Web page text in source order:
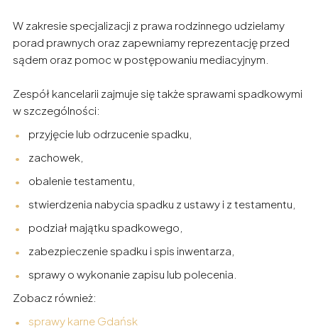
W zakresie specjalizacji z prawa rodzinnego udzielamy
porad prawnych oraz zapewniamy reprezentację przed
sądem oraz pomoc w postępowaniu mediacyjnym.
Zespół kancelarii zajmuje się także sprawami spadkowymi
w szczególności:
przyjęcie lub odrzucenie spadku,
zachowek,
obalenie testamentu,
stwierdzenia nabycia spadku z ustawy i z testamentu,
podział majątku spadkowego,
zabezpieczenie spadku i spis inwentarza,
sprawy o wykonanie zapisu lub polecenia.
Zobacz również:
sprawy karne Gdańsk